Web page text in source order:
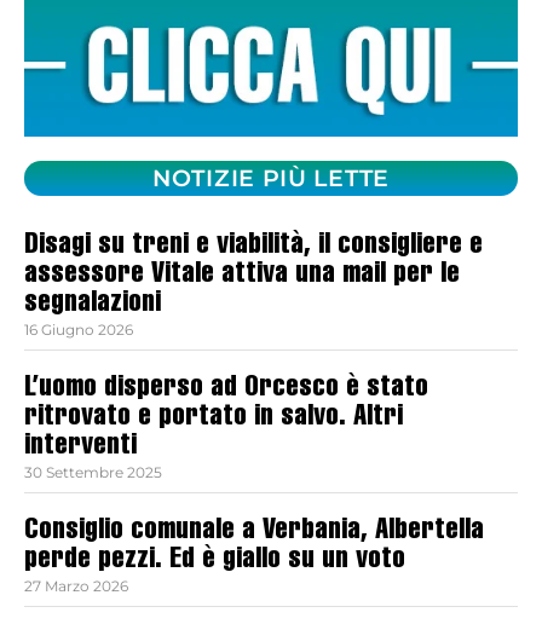
NOTIZIE PIÙ LETTE
Disagi su treni e viabilità, il consigliere e
assessore Vitale attiva una mail per le
segnalazioni
16 Giugno 2026
L’uomo disperso ad Orcesco è stato
ritrovato e portato in salvo. Altri
interventi
30 Settembre 2025
Consiglio comunale a Verbania, Albertella
perde pezzi. Ed è giallo su un voto
27 Marzo 2026